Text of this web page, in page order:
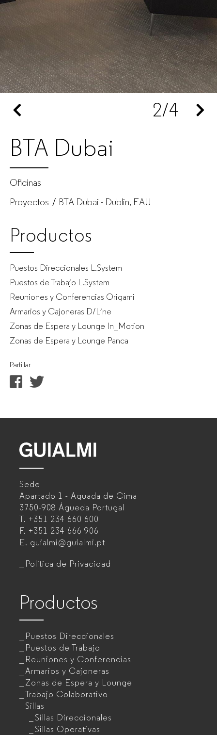
2/4
BTA Dubai
Oficinas
Proyectos
BTA Dubai - Dublin, EAU
Productos
Puestos Direccionales L.System
Puestos de Trabajo L.System
Reuniones y Conferencias Origami
Armarios y Cajoneras D/Line
Zonas de Espera y Lounge In_Motion
Zonas de Espera y Lounge Panca
Partillar
Sede
Apartado 1 - Aguada de Cima
3750-908 Águeda Portugal
T. +351 234 660 600
F. +351 234 666 906
E. guialmi@guialmi.pt
Política de Privacidad
Productos
Puestos Direccionales
Puestos de Trabajo
Reuniones y Conferencias
Armarios y Cajoneras
Zonas de Espera y Lounge
Trabajo Colaborativo
Sillas
Sillas Direccionales
Sillas Operativas